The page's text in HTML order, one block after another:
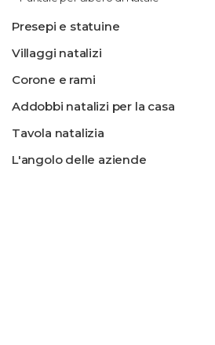
Presepi e statuine
Villaggi natalizi
Corone e rami
Addobbi natalizi per la casa
Tavola natalizia
L'angolo delle aziende